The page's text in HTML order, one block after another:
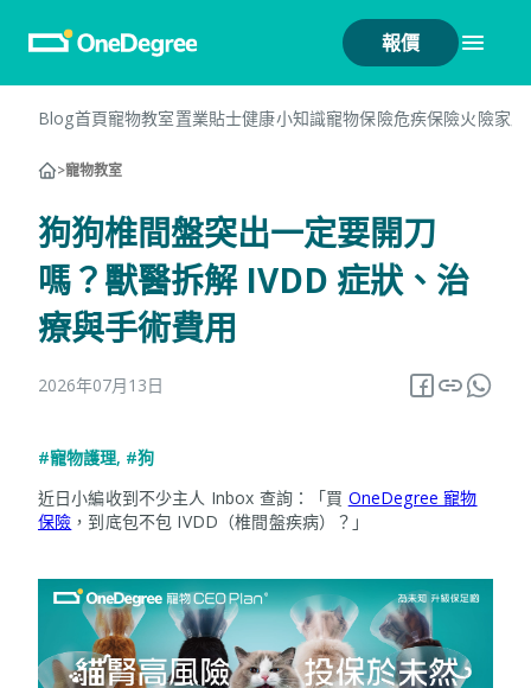
報價
Blog首頁寵物教室置業貼士健康小知識寵物保險危疾保險火險家
>寵物教室
狗狗椎間盤突出一定要開刀
嗎？獸醫拆解 IVDD 症狀、治
療與手術費用
2026年07月13日
#寵物護理, #狗
近日小編收到不少主人 Inbox 查詢：「買 OneDegree 寵物
保險 ，到底包不包 IVDD（椎間盤疾病）？」